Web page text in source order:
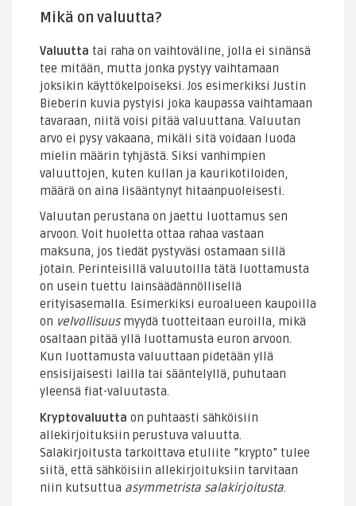
Mikä on valuutta?
Valuutta tai raha on vaihtoväline, jolla ei sinänsä
tee mitään, mutta jonka pystyy vaihtamaan
joksikin käyttökelpoiseksi. Jos esimerkiksi Justin
Bieberin kuvia pystyisi joka kaupassa vaihtamaan
tavaraan, niitä voisi pitää valuuttana. Valuutan
arvo ei pysy vakaana, mikäli sitä voidaan luoda
mielin määrin tyhjästä. Siksi vanhimpien
valuuttojen, kuten kullan ja kaurikotiloiden,
määrä on aina lisääntynyt hitaanpuoleisesti.
Valuutan perustana on jaettu luottamus sen
arvoon. Voit huoletta ottaa rahaa vastaan
maksuna, jos tiedät pystyväsi ostamaan sillä
jotain. Perinteisillä valuutoilla tätä luottamusta
on usein tuettu lainsäädännöllisellä
erityisasemalla. Esimerkiksi euroalueen kaupoilla
on velvollisuusmyydä tuotteitaan euroilla, mikä
osaltaan pitää yllä luottamusta euron arvoon.
Kun luottamusta valuuttaan pidetään yllä
ensisijaisesti lailla tai sääntelyllä, puhutaan
yleensä fiat-valuutasta.
Kryptovaluutta on puhtaasti sähköisiin
allekirjoituksiin perustuva valuutta.
Salakirjoitusta tarkoittava etuliite ”krypto” tulee
siitä, että sähköisiin allekirjoituksiin tarvitaan
niin kutsuttua asymmetrista salakirjoitusta